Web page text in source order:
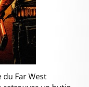
du Far West